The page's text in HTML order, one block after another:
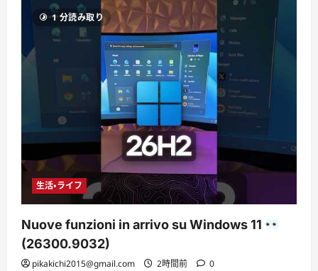
1 分読み取り
生活・ライフ
Nuove funzioni in arrivo su Windows 11
(26300.9032)
pikakichi2015@gmail.com 2時間前 0